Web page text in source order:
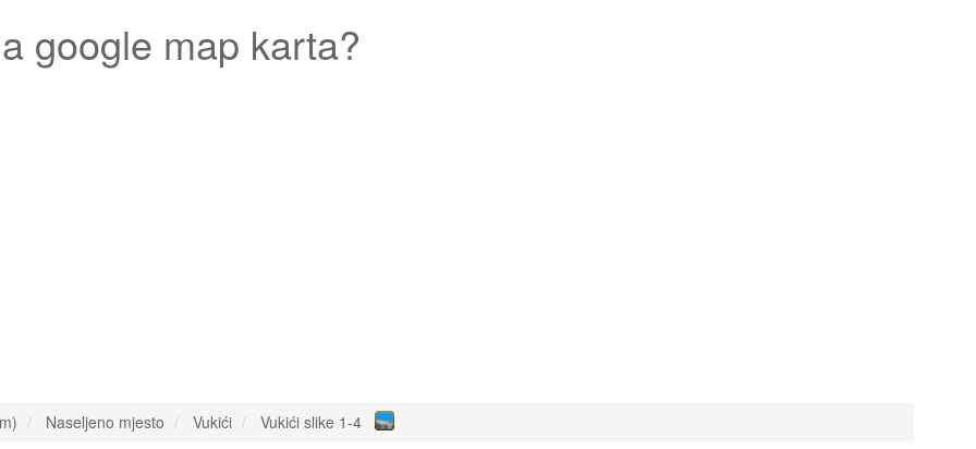
google map karta?
Naseljeno mjesto Vukići Vukići slike 1-4